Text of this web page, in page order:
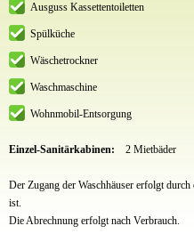
Ausguss Kassettentoiletten
Spülküche
Wäschetrockner
Waschmaschine
Wohnmobil-Entsorgung
Einzel-Sanitärkabinen: 2 Mietbäder
Der Zugang der Waschhäuser erfolgt
ist.
Die Abrechnung erfolgt nach Verbrauch.